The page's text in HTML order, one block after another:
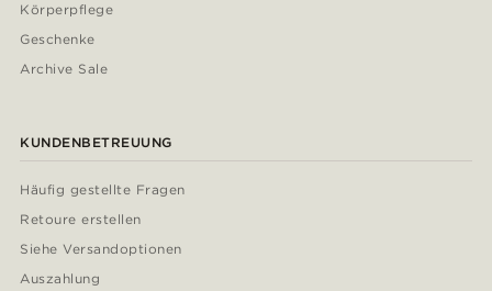
Körperpflege
Geschenke
Archive Sale
KUNDENBETREUUNG
Häufig gestellte Fragen
Retoure erstellen
Siehe Versandoptionen
Auszahlung